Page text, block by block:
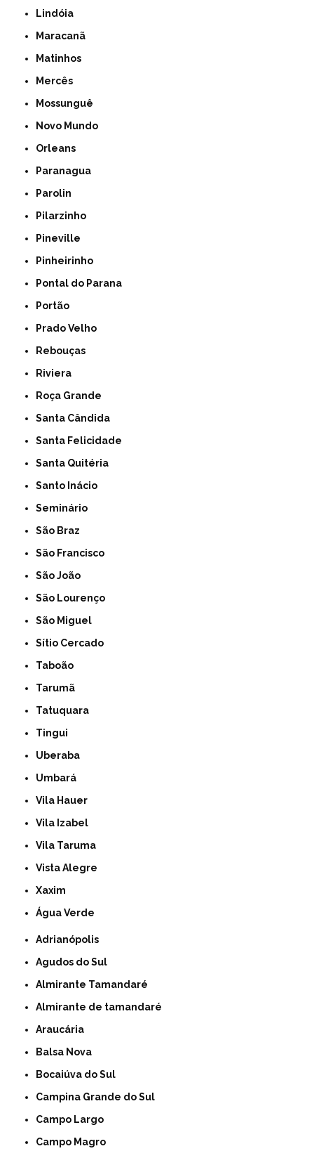
Lindóia
Maracanã
Matinhos
Mercês
Mossunguê
Novo Mundo
Orleans
Paranagua
Parolin
Pilarzinho
Pineville
Pinheirinho
Pontal do Parana
Portão
Prado Velho
Rebouças
Riviera
Roça Grande
Santa Cândida
Santa Felicidade
Santa Quitéria
Santo Inácio
Seminário
São Braz
São Francisco
São João
São Lourenço
São Miguel
Sítio Cercado
Taboão
Tarumã
Tatuquara
Tingui
Uberaba
Umbará
Vila Hauer
Vila Izabel
Vila Taruma
Vista Alegre
Xaxim
Água Verde
Adrianópolis
Agudos do Sul
Almirante Tamandaré
Almirante de tamandaré
Araucária
Balsa Nova
Bocaiúva do Sul
Campina Grande do Sul
Campo Largo
Campo Magro